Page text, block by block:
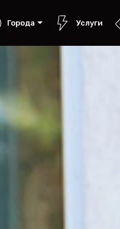
Города Услуги